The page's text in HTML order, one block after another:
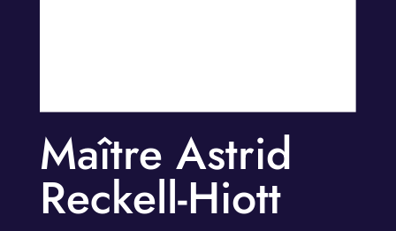
Maître Astrid
Reckell-Hiott